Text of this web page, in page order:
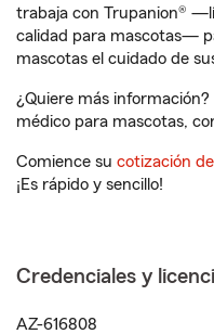
trabaja con Trupanion®
calidad para mascotas—
mascotas el cuidado de
¿Quiere más
médico para mascotas,
Comience su cotización
¡Es rápido y sencillo!
Credenciales y
AZ-616808